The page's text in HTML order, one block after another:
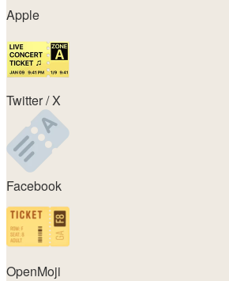
Apple
Twitter / X
Facebook
OpenMoji